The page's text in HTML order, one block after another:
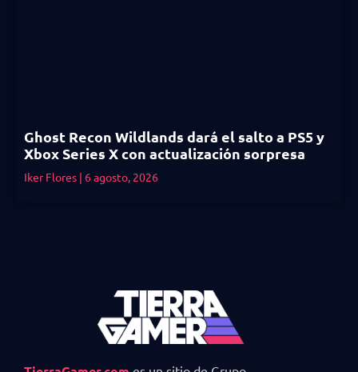
Ghost Recon Wildlands dará el salto a PS5 y
Xbox Series X con actualización sorpresa
Iker Flores 6 agosto, 2026